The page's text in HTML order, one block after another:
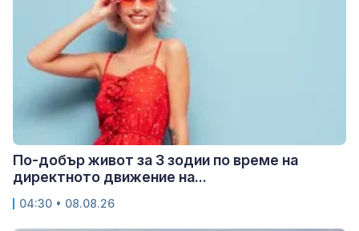
По-добър живот за 3 зодии по време на
директното движение на...
04:30 • 08.08.26